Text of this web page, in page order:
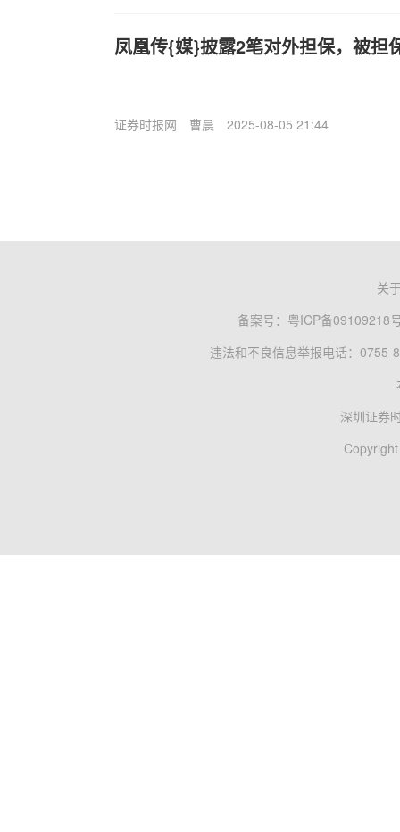
凤凰传{媒}披露2笔对外担保，被担
证券时报网 曹晨 2025-08-05 21:44
关
备案号： 粤ICP备09109218
违法和不良信息举报电话：0755-
深圳证券